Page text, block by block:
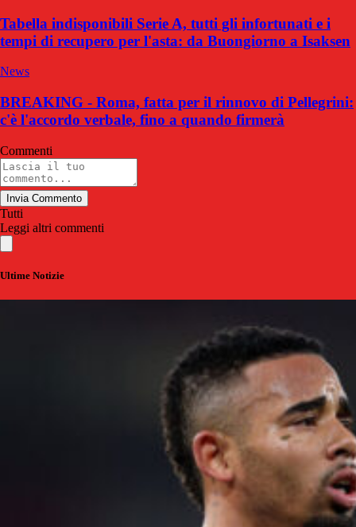
Tabella indisponibili Serie A, tutti gli infortunati e i
tempi di recupero per l'asta: da Buongiorno a Isaksen
News
BREAKING - Roma, fatta per il rinnovo di Pellegrini:
c'è l'accordo verbale, fino a quando firmerà
Commenti
Invia Commento
Tutti
Leggi altri commenti
Ultime Notizie